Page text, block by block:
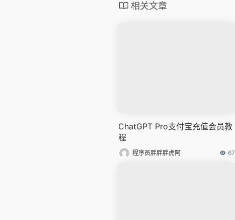
相关文章
ChatGPT Pro支付宝充值会员教
程
程序员胖胖胖虎阿 67